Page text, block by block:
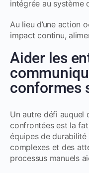
intégrée au système
Au lieu d’une action
impact continu,
Aider les
conformes
Un autre défi auquel
confrontées est la
équipes de
complexes et des
processus manuels